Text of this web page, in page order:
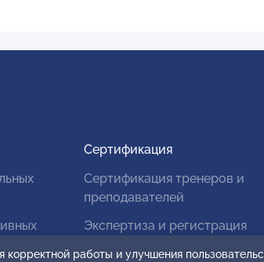
Сертификация
Сертификация тренеров и
преподавателей
Экспертиза и регистрация
работы и улучшения